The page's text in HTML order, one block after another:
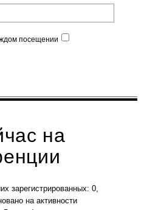
посещении
на
зарегистрированных: 0,
на активности